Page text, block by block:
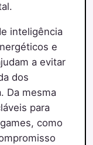
inteligência
e
a evitar
dos
Da mesma
para
como